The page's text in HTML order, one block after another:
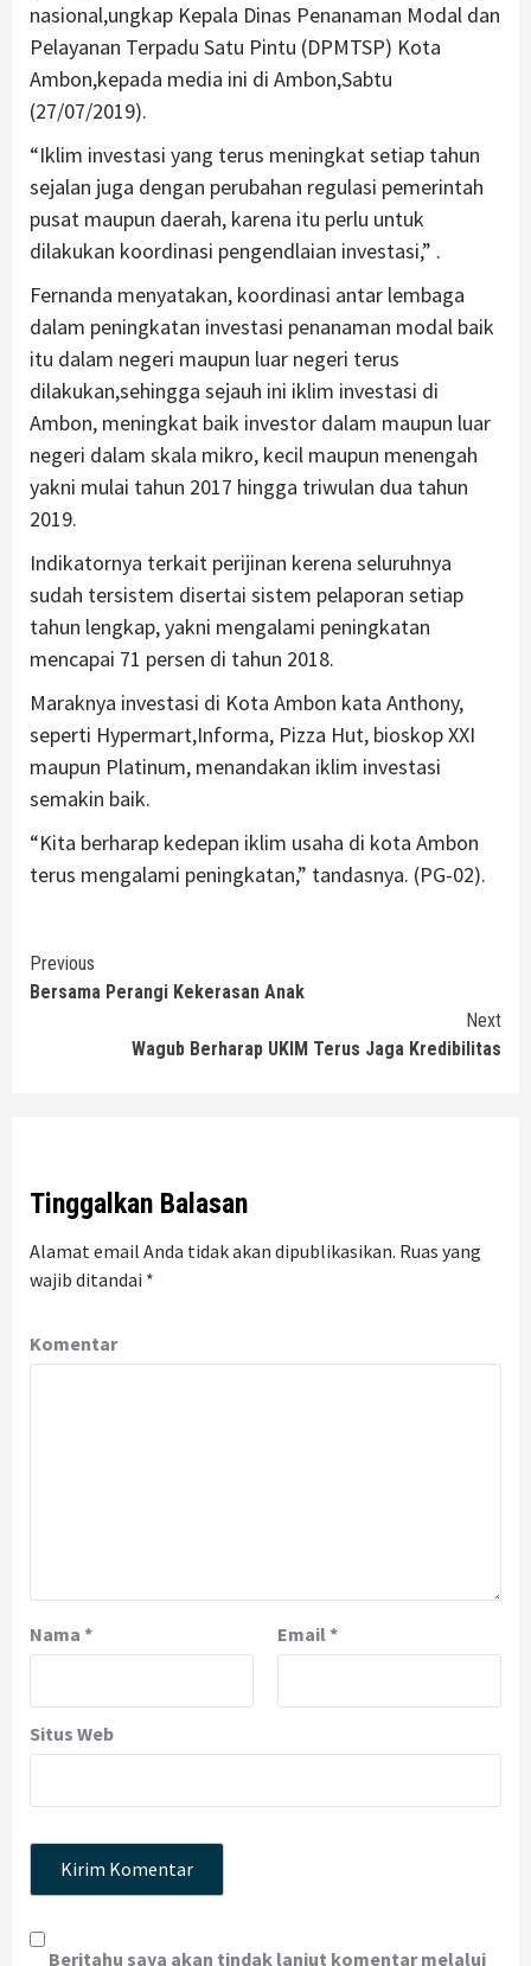
nasional,ungkap Kepala Dinas Penanaman Modal dan
Pelayanan Terpadu Satu Pintu (DPMTSP) Kota
Ambon,kepada media ini di Ambon,Sabtu
(27/07/2019).
“Iklim investasi yang terus meningkat setiap tahun
sejalan juga dengan perubahan regulasi pemerintah
pusat maupun daerah, karena itu perlu untuk
dilakukan koordinasi pengendlaian investasi,” .
Fernanda menyatakan, koordinasi antar lembaga
dalam peningkatan investasi penanaman modal baik
itu dalam negeri maupun luar negeri terus
dilakukan,sehingga sejauh ini iklim investasi di
Ambon, meningkat baik investor dalam maupun luar
negeri dalam skala mikro, kecil maupun menengah
yakni mulai tahun 2017 hingga triwulan dua tahun
2019.
Indikatornya terkait perijinan kerena seluruhnya
sudah tersistem disertai sistem pelaporan setiap
tahun lengkap, yakni mengalami peningkatan
mencapai 71 persen di tahun 2018.
Maraknya investasi di Kota Ambon kata Anthony,
seperti Hypermart,Informa, Pizza Hut, bioskop XXI
maupun Platinum, menandakan iklim investasi
semakin baik.
“Kita berharap kedepan iklim usaha di kota Ambon
terus mengalami peningkatan,” tandasnya. (PG-02).
Continue
Reading
Previous
Bersama Perangi Kekerasan Anak
Next
Wagub Berharap UKIM Terus Jaga Kredibilitas
Tinggalkan Balasan
Alamat email Anda tidak akan dipublikasikan. Ruas yang
wajib ditandai *
Komentar
Nama * Email *
Situs Web
Beritahu saya akan tindak lanjut komentar melalui